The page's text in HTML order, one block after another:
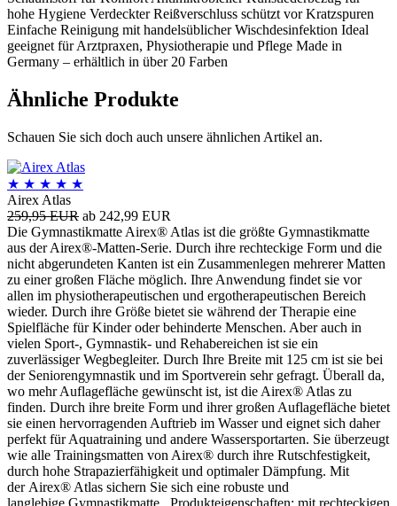
hohe Hygiene Verdeckter Reißverschluss schützt vor Kratzspuren
Einfache Reinigung mit handelsüblicher Wischdesinfektion Ideal
geeignet für Arztpraxen, Physiotherapie und Pflege Made in
Germany – erhältlich in über 20 Farben
Ähnliche Produkte
Schauen Sie sich doch auch unsere ähnlichen Artikel an.
★ ★ ★ ★ ★
Airex Atlas
259,95 EUR ab 242,99 EUR
Die Gymnastikmatte Airex® Atlas ist die größte Gymnastikmatte
aus der Airex®-Matten-Serie. Durch ihre rechteckige Form und die
nicht abgerundeten Kanten ist ein Zusammenlegen mehrerer Matten
zu einer großen Fläche möglich. Ihre Anwendung findet sie vor
allen im physiotherapeutischen und ergotherapeutischen Bereich
wieder. Durch ihre Größe bietet sie während der Therapie eine
Spielfläche für Kinder oder behinderte Menschen. Aber auch in
vielen Sport-, Gymnastik- und Rehabereichen ist sie ein
zuverlässiger Wegbegleiter. Durch Ihre Breite mit 125 cm ist sie bei
der Seniorengymnastik und im Sportverein sehr gefragt. Überall da,
wo mehr Auflagefläche gewünscht ist, ist die Airex® Atlas zu
finden. Durch ihre breite Form und ihrer großen Auflagefläche bietet
sie einen hervorragenden Auftrieb im Wasser und eignet sich daher
perfekt für Aquatraining und andere Wassersportarten. Sie überzeugt
wie alle Trainingsmatten von Airex® durch ihre Rutschfestigkeit,
durch hohe Strapazierfähigkeit und optimaler Dämpfung. Mit
der Airex® Atlas sichern Sie sich eine robuste und
langlebige Gymnastikmatte. Produkteigenschaften: mit rechteckigen